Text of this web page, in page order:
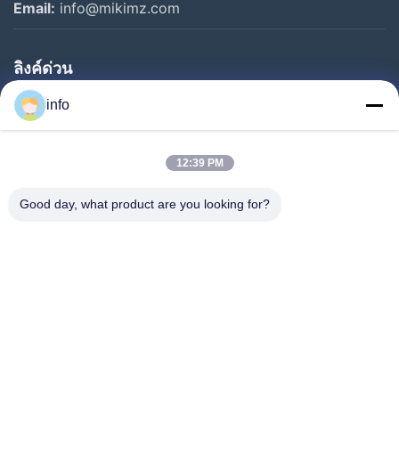
Email: info@mikimz.com
ลิงค์ด่วน
บ้าน
สินค้า
เกี่ยวกับเรา
info
12:39 PM
Good day, what product are you looking for?